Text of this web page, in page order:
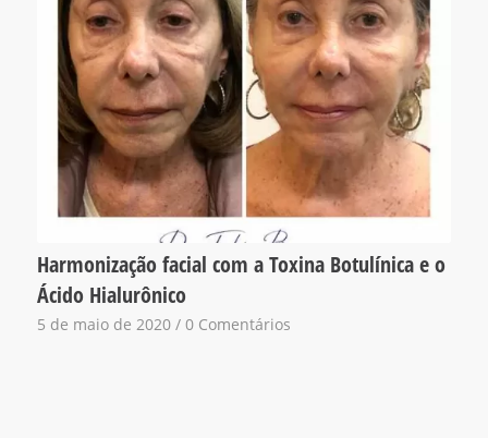
Harmonização facial com a Toxina Botulínica e o
Ácido Hialurônico
5 de maio de 2020 / 0 Comentários